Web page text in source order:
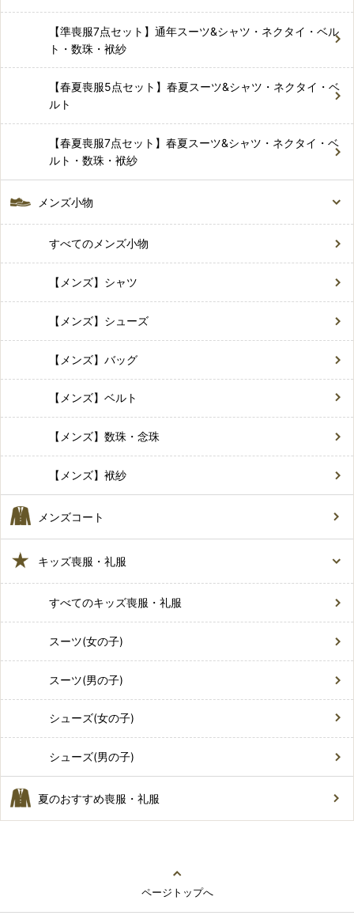
【準喪服7点セット】通年スーツ&シャツ・ネクタイ・ベル
ト・数珠・袱紗
【春夏喪服5点セット】春夏スーツ&シャツ・ネクタイ・ベ
ルト
【春夏喪服7点セット】春夏スーツ&シャツ・ネクタイ・ベ
ルト・数珠・袱紗
メンズ小物
すべてのメンズ小物
【メンズ】シャツ
【メンズ】シューズ
【メンズ】バッグ
【メンズ】ベルト
【メンズ】数珠・念珠
【メンズ】袱紗
メンズコート
キッズ喪服・礼服
すべてのキッズ喪服・礼服
スーツ(女の子)
スーツ(男の子)
シューズ(女の子)
シューズ(男の子)
夏のおすすめ喪服・礼服
ページトップへ